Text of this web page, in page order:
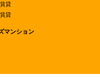
貸
貸
マンション